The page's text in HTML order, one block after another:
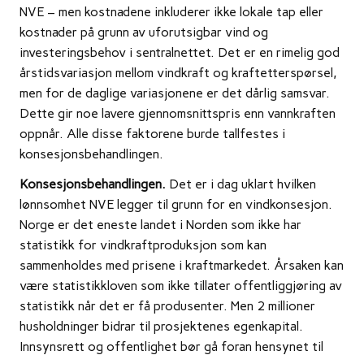
NVE – men kostnadene inkluderer ikke lokale tap eller
kostnader på grunn av uforutsigbar vind og
investeringsbehov i sentralnettet. Det er en rimelig god
årstidsvariasjon mellom vindkraft og kraftetterspørsel,
men for de daglige variasjonene er det dårlig samsvar.
Dette gir noe lavere gjennomsnittspris enn vannkraften
oppnår. Alle disse faktorene burde tallfestes i
konsesjonsbehandlingen.
Konsesjonsbehandlingen. Det er i dag uklart hvilken
lønnsomhet NVE legger til grunn for en vindkonsesjon.
Norge er det eneste landet i Norden som ikke har
statistikk for vindkraftproduksjon som kan
sammenholdes med prisene i kraftmarkedet. Årsaken kan
være statistikkloven som ikke tillater offentliggjøring av
statistikk når det er få produsenter. Men 2 millioner
husholdninger bidrar til prosjektenes egenkapital.
Innsynsrett og offentlighet bør gå foran hensynet til